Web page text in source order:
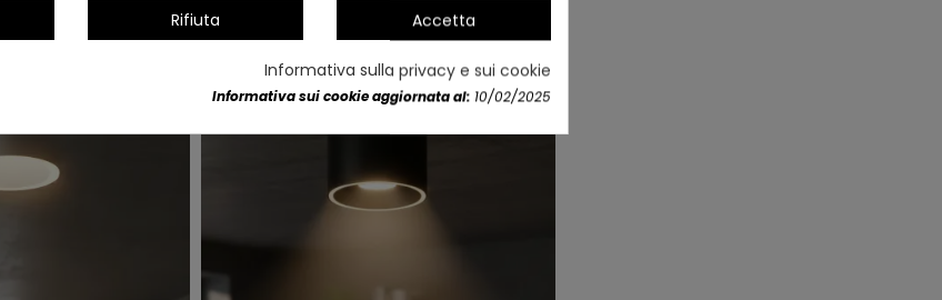
Rifiuta Accetta
Informativa sulla privacy e sui cookie
Informativa sui cookie aggiornata al: 10/02/2025